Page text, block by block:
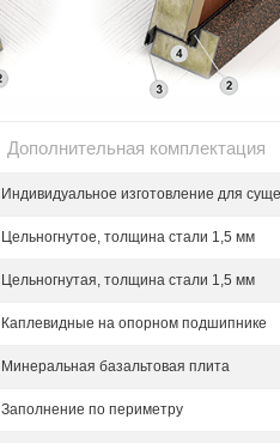
Дополнительная комплектация
Индивидуальное изготовление для
Цельногнутое, толщина стали 1,5 мм
Цельногнутая, толщина стали 1,5 мм
Каплевидные на опорном подшипнике
Минеральная базальтовая плита
Заполнение по периметру